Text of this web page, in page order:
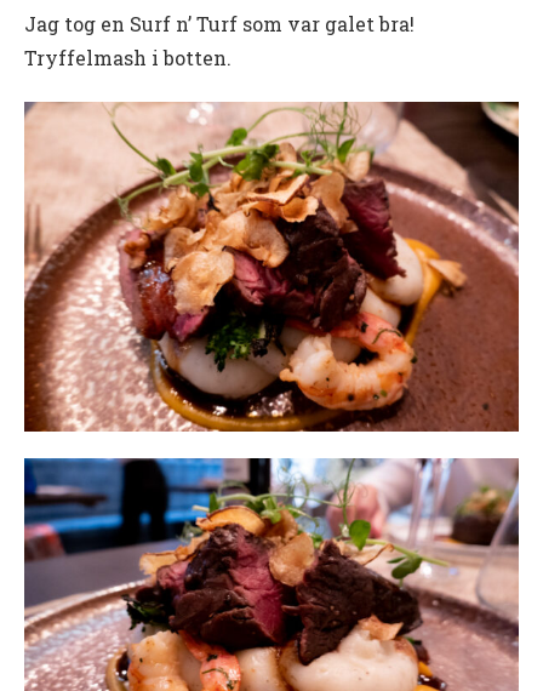
Jag tog en Surf n’ Turf som var galet bra!
Tryffelmash i botten.